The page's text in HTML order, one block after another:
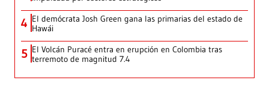
4 El demócrata Josh Green gana las primarias del estado de
Hawái
5 El Volcán Puracé entra en erupción en Colombia tras
terremoto de magnitud 7.4